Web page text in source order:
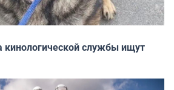
кинологической службы ищут